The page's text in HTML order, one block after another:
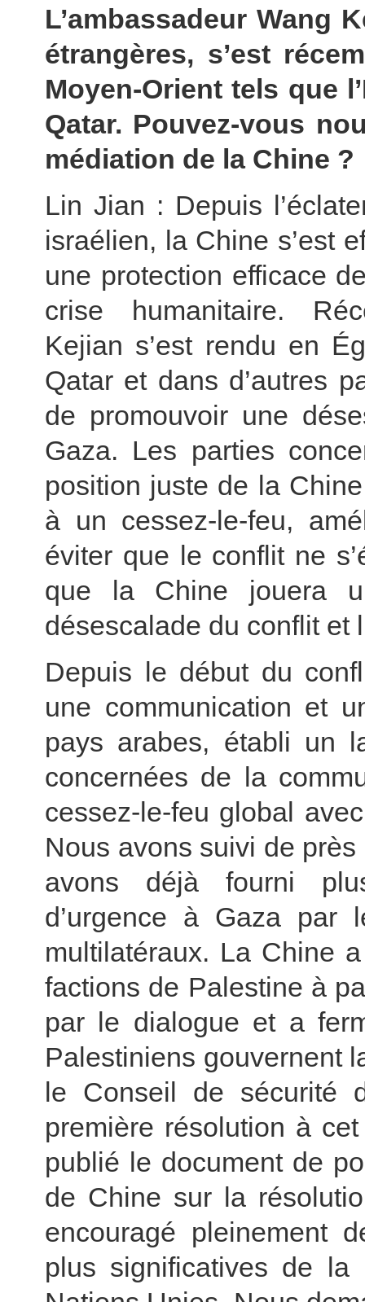
L’ambassadeur Wang
étrangères, s’est
Moyen-Orient tels que
Qatar. Pouvez-vous
médiation de la Chine ?
Lin Jian : Depuis
israélien, la Chine s’est
une protection efficace
crise humanitaire.
Kejian s’est rendu en
Qatar et dans d’autres
de promouvoir une
Gaza. Les parties
position juste de la
à un cessez-le-feu,
éviter que le conflit ne
que la Chine jouera
désescalade du conflit
Depuis le début du
une communication et
pays arabes, établi un
concernées de la
cessez-le-feu global
Nous avons suivi de
avons déjà fourni
d’urgence à Gaza par
multilatéraux. La Chine
factions de Palestine à
par le dialogue et a
Palestiniens gouvernent
le Conseil de sécurité
première résolution à
publié le document de
de Chine sur la
encouragé pleinement
plus significatives de